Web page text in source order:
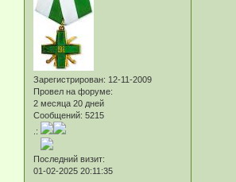
Зарегистрирован: 12-11-2009
Провел на форуме:
2 месяца 20 дней
Сообщений: 5215
.:
Последний визит:
01-02-2025 20:11:35